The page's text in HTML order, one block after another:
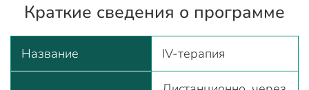
Краткие сведения о программе
Название IV-терапия